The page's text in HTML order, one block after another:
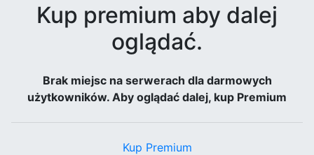
Kup premium aby dalej
oglądać.
Brak miejsc na serwerach dla darmowych
użytkowników. Aby oglądać dalej, kup Premium
Kup Premium